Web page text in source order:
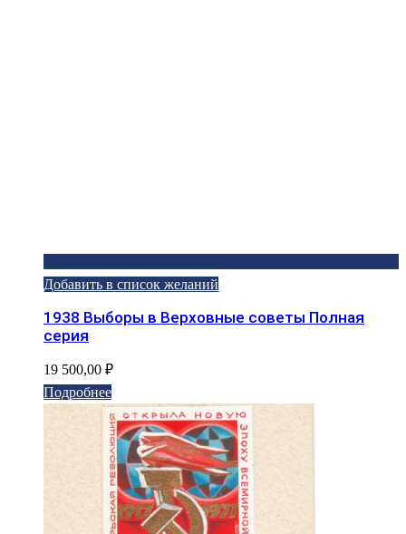
Добавить в список желаний
1938 Выборы в Верховные советы Полная
серия
19 500,00 ₽
Подробнее